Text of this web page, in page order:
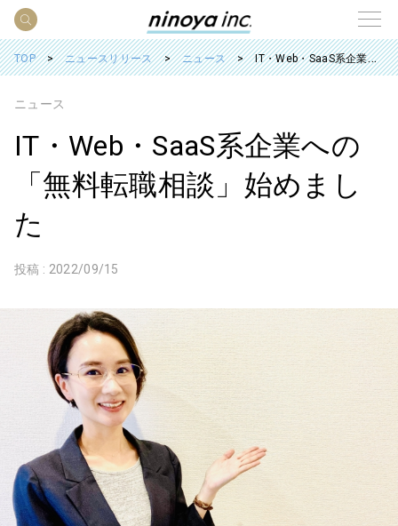
TOP ニュースリリース ニュース IT・Web・SaaS系企業への「無料転職相談」始めました
ニュース
IT・Web・SaaS系企業への
「無料転職相談」始めまし
た
投稿 : 2022/09/15